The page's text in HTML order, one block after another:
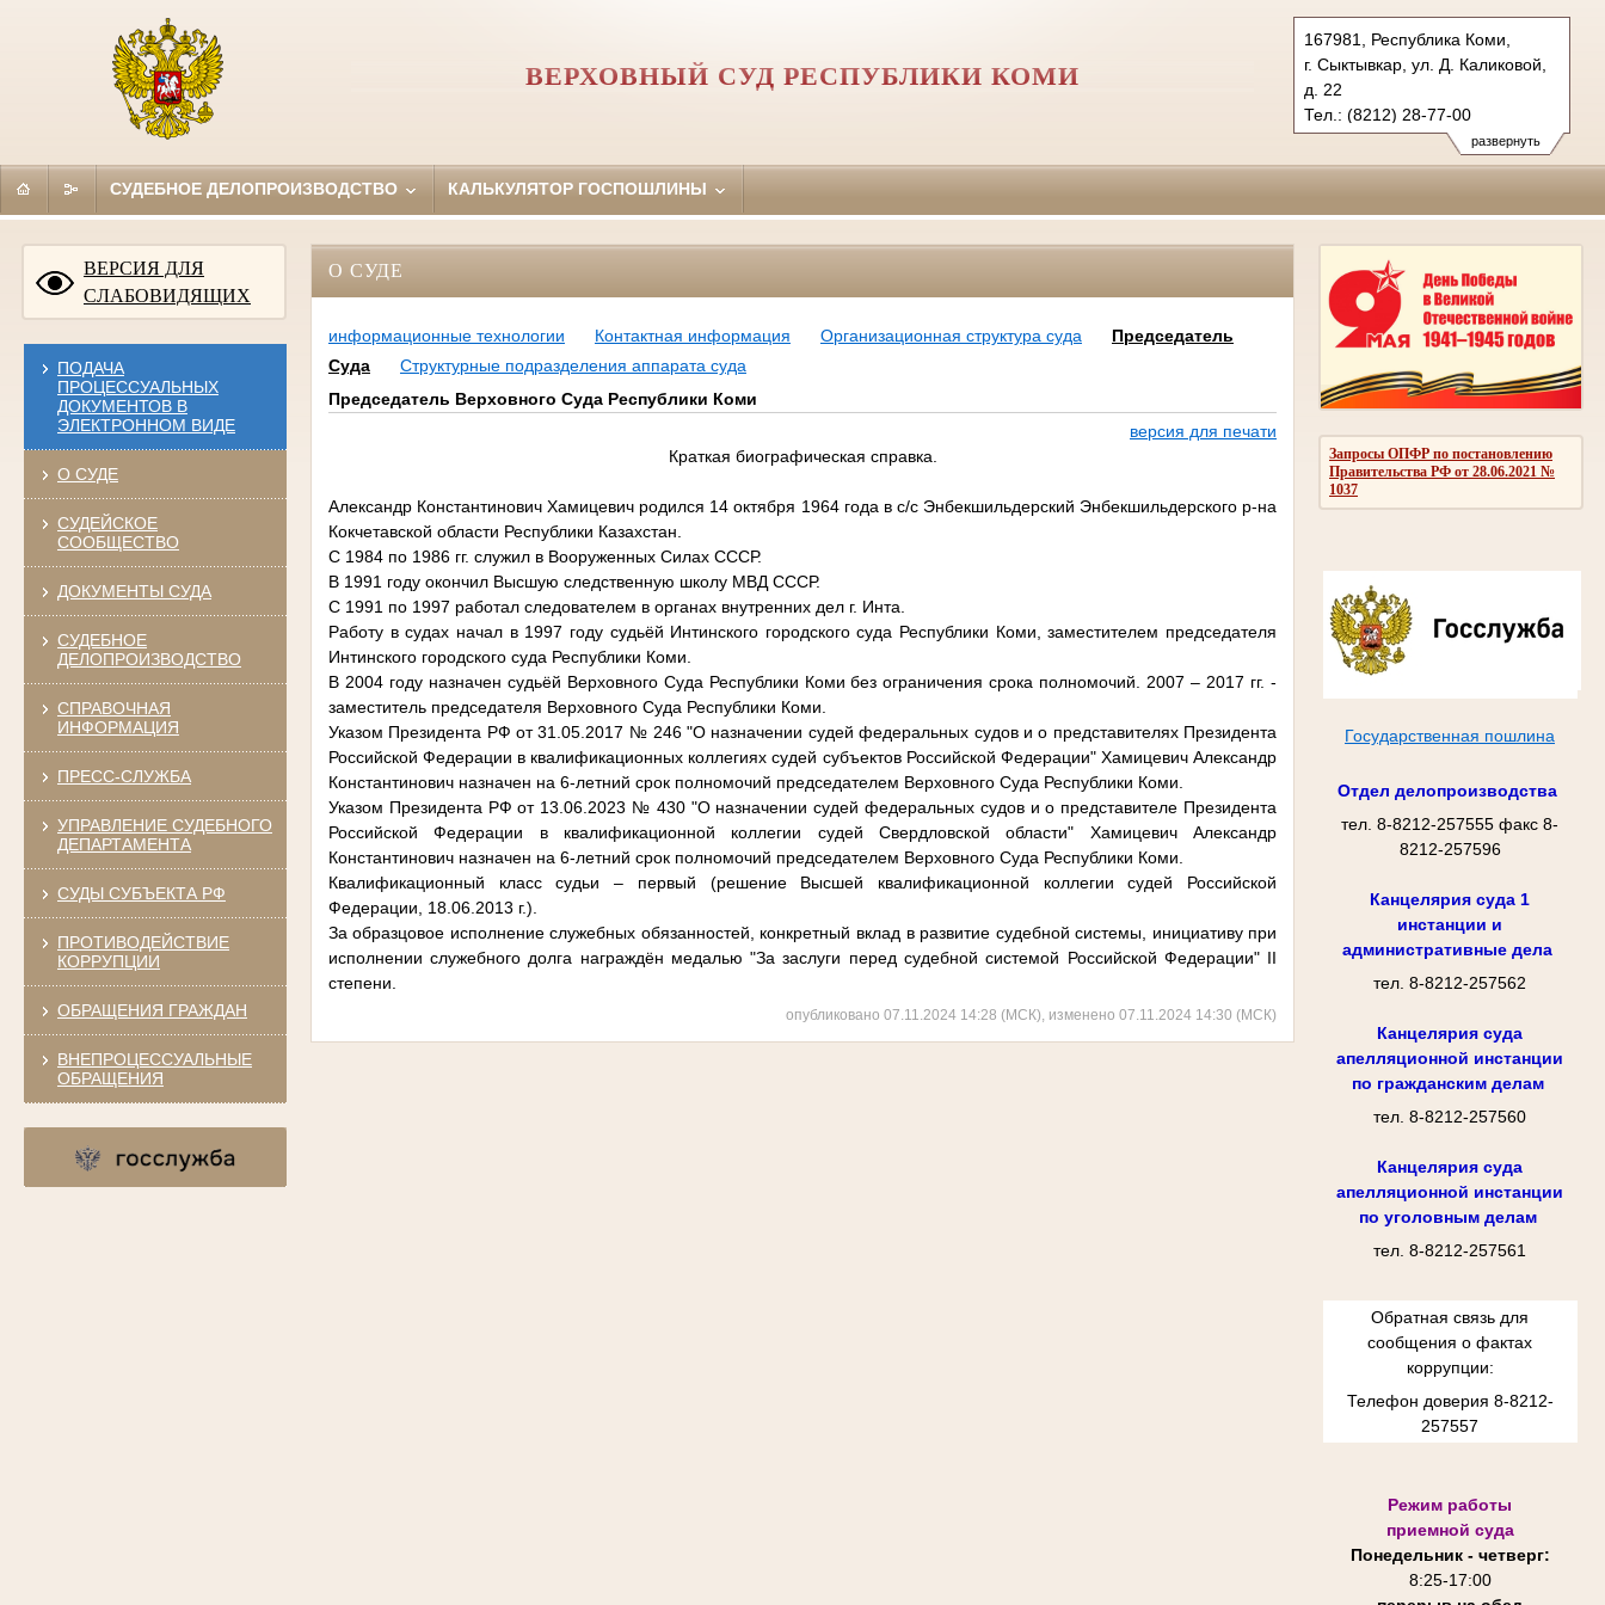
развернуть
167981, Республика Коми,
г. Сыктывкар, ул. Д. Каликовой,
д. 22
Тел.: (8212) 28-77-00
vs.komi@sudrf.ru
ВЕРХОВНЫЙ СУД РЕСПУБЛИКИ КОМИ
СУДЕБНОЕ ДЕЛОПРОИЗВОДСТВО КАЛЬКУЛЯТОР ГОСПОШЛИНЫ
ВЕРСИЯ ДЛЯ
СЛАБОВИДЯЩИХ
ПОДАЧА
ПРОЦЕССУАЛЬНЫХ
ДОКУМЕНТОВ В
ЭЛЕКТРОННОМ ВИДЕ
О СУДЕ
СУДЕЙСКОЕ
СООБЩЕСТВО
ДОКУМЕНТЫ СУДА
СУДЕБНОЕ
ДЕЛОПРОИЗВОДСТВО
СПРАВОЧНАЯ
ИНФОРМАЦИЯ
ПРЕСС-СЛУЖБА
УПРАВЛЕНИЕ СУДЕБНОГО
ДЕПАРТАМЕНТА
СУДЫ СУБЪЕКТА РФ
ПРОТИВОДЕЙСТВИЕ
КОРРУПЦИИ
ОБРАЩЕНИЯ ГРАЖДАН
ВНЕПРОЦЕССУАЛЬНЫЕ
ОБРАЩЕНИЯ
Запросы ОПФР по постановлению
Правительства РФ от 28.06.2021 №
1037
Государственная пошлина
Отдел делопроизводства
тел. 8-8212-257555 факс 8-
8212-257596
Канцелярия суда 1
инстанции и
административные дела
тел. 8-8212-257562
Канцелярия суда
апелляционной инстанции
по гражданским делам
тел. 8-8212-257560
Канцелярия суда
апелляционной инстанции
по уголовным делам
тел. 8-8212-257561
Обратная связь для
сообщения о фактах
коррупции:
Телефон доверия 8-8212-
257557
Режим работы
приемной суда
Понедельник - четверг:
8:25-17:00
О СУДЕ
информационные технологии Контактная информация Организационная структура суда
Председатель
Суда
Структурные подразделения аппарата суда
Председатель Верховного Суда Республики Коми
версия для печати
Краткая биографическая справка.
Александр Константинович Хамицевич родился 14 октября 1964 года в с/с Энбекшильдерский Энбекшильдерского р-на
Кокчетавской области Республики Казахстан.
С 1984 по 1986 гг. служил в Вооруженных Силах СССР.
В 1991 году окончил Высшую следственную школу МВД СССР.
С 1991 по 1997 работал следователем в органах внутренних дел г. Инта.
Работу в судах начал в 1997 году судьёй Интинского городского суда Республики Коми, заместителем председателя
Интинского городского суда Республики Коми.
В 2004 году назначен судьёй Верховного Суда Республики Коми без ограничения срока полномочий. 2007 – 2017 гг. -
заместитель председателя Верховного Суда Республики Коми.
Указом Президента РФ от 31.05.2017 № 246 "О назначении судей федеральных судов и о представителях Президента
Российской Федерации в квалификационных коллегиях судей субъектов Российской Федерации" Хамицевич Александр
Константинович назначен на 6-летний срок полномочий председателем Верховного Суда Республики Коми.
Указом Президента РФ от 13.06.2023 № 430 "О назначении судей федеральных судов и о представителе Президента
Российской Федерации в квалификационной коллегии судей Свердловской области" Хамицевич Александр
Константинович назначен на 6-летний срок полномочий председателем Верховного Суда Республики Коми.
Квалификационный класс судьи – первый (решение Высшей квалификационной коллегии судей Российской
Федерации, 18.06.2013 г.).
За образцовое исполнение служебных обязанностей, конкретный вклад в развитие судебной системы, инициативу при
исполнении служебного долга награждён медалью "За заслуги перед судебной системой Российской Федерации" II
степени.
опубликовано 07.11.2024 14:28 (МСК), изменено 07.11.2024 14:30 (МСК)